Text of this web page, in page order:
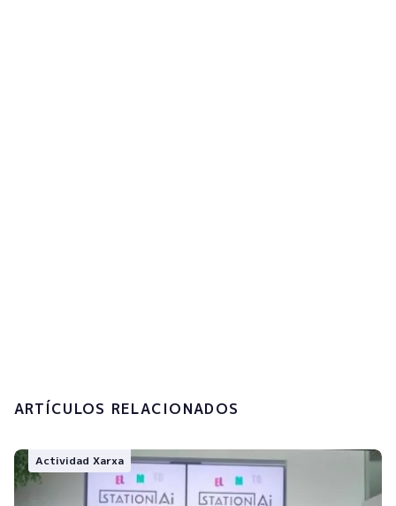
ARTÍCULOS RELACIONADOS
Actividad Xarxa